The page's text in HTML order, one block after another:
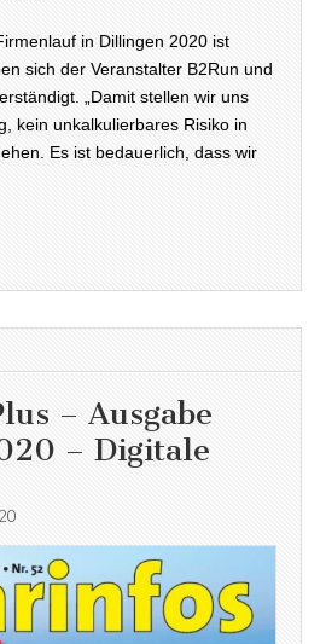
in Dillingen 2020 ist
sich der Veranstalter B2Run und
„Damit stellen wir uns
kein unkalkulierbares Risiko in
Es ist bedauerlich, dass wir
– Ausgabe
– Digitale